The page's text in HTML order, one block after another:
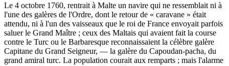
Le 4 octobre 1760, rentrait à Malte un navire qui ne ressemblait ni à
l'une des galères de l'Ordre, dont le retour de « caravane » était
attendu, ni à l'un des vaisseaux que le roi de France envoyait parfois
saluer le Grand Maître ; ceux des Maltais qui avaient fait la course
contre le Turc ou le Barbaresque reconnaissaient la célèbre galère
Capitane du Grand Seigneur, — la galère du Capoudan-pacha, du
grand amiral turc. La population courait aux remparts ; mais l'alarme